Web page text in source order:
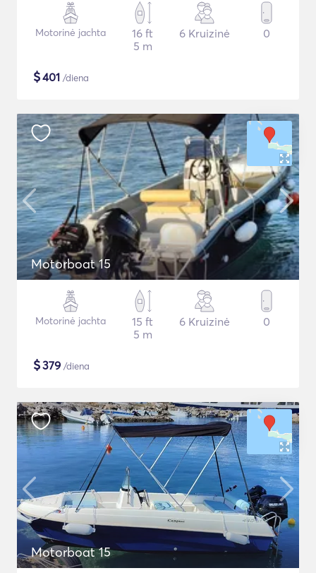
Motorinė jachta
16 ft
5 m
6 Kruizinė 0
$401 /diena
Motorboat 15
Motorinė jachta
15 ft
5 m
6 Kruizinė 0
$379 /diena
Motorboat 15